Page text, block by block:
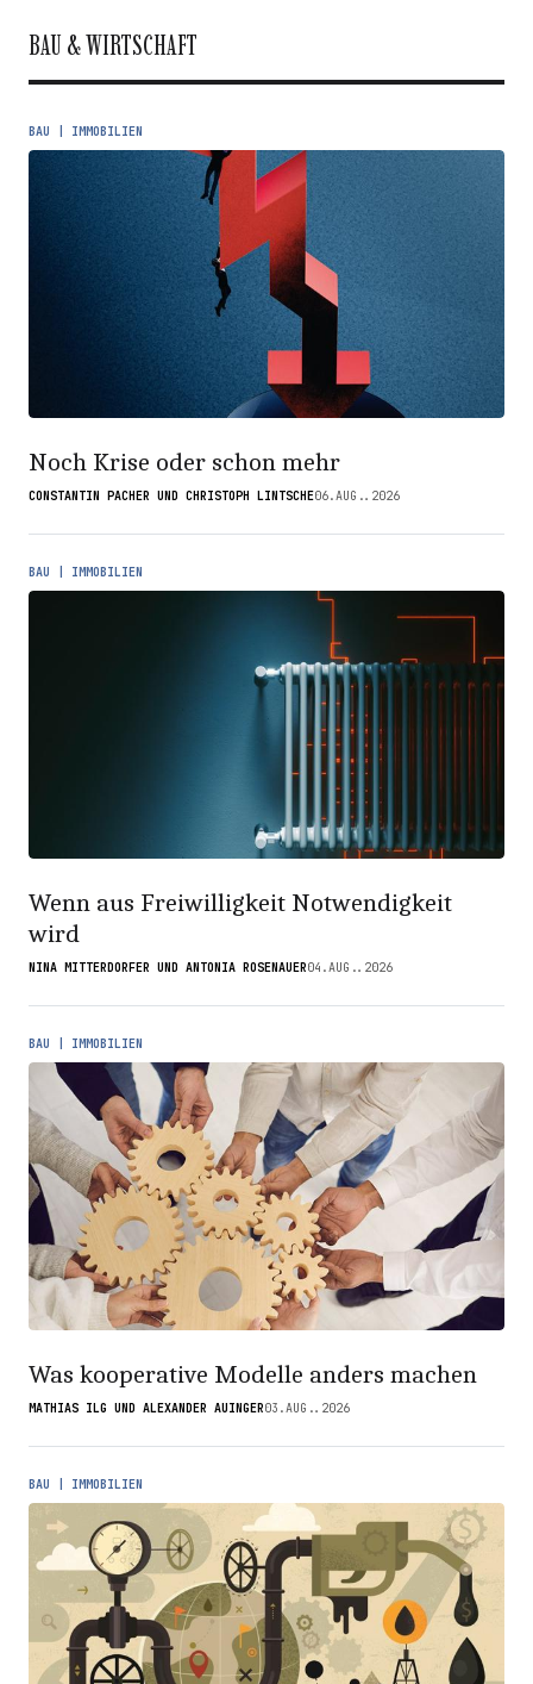
BAU & WIRTSCHAFT
BAU | IMMOBILIEN
Noch Krise oder schon mehr
CONSTANTIN PACHER UND CHRISTOPH LINTSCHE06.AUG..2026
BAU | IMMOBILIEN
Wenn aus Freiwilligkeit Notwendigkeit
wird
NINA MITTERDORFER UND ANTONIA ROSENAUER04.AUG..2026
BAU | IMMOBILIEN
Was kooperative Modelle anders machen
MATHIAS ILG UND ALEXANDER AUINGER03.AUG..2026
BAU | IMMOBILIEN